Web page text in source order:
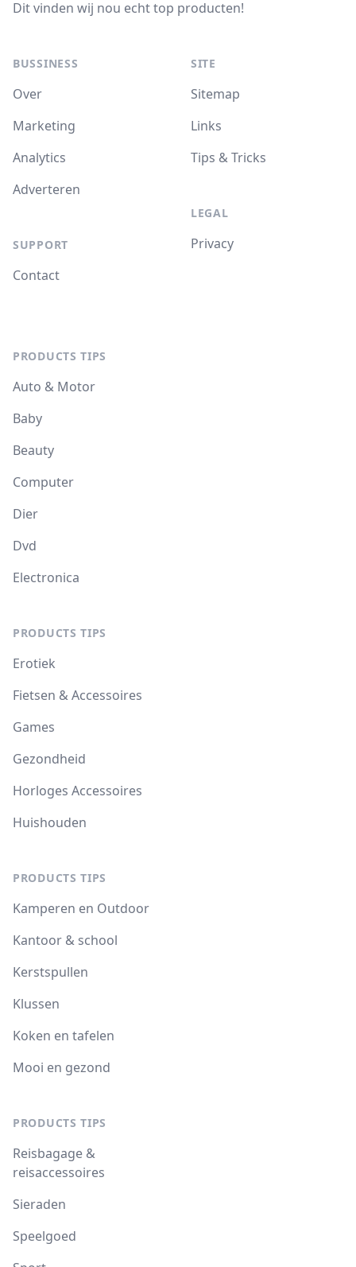
Dit vinden wij nou echt top producten!
BUSSINESS
Over
Marketing
Analytics
Adverteren
SUPPORT
Contact
SITE
Sitemap
Links
Tips & Tricks
LEGAL
Privacy
PRODUCTS TIPS
Auto & Motor
Baby
Beauty
Computer
Dier
Dvd
Electronica
PRODUCTS TIPS
Erotiek
Fietsen & Accessoires
Games
Gezondheid
Horloges Accessoires
Huishouden
PRODUCTS TIPS
Kamperen en Outdoor
Kantoor & school
Kerstspullen
Klussen
Koken en tafelen
Mooi en gezond
PRODUCTS TIPS
Reisbagage &
reisaccessoires
Sieraden
Speelgoed